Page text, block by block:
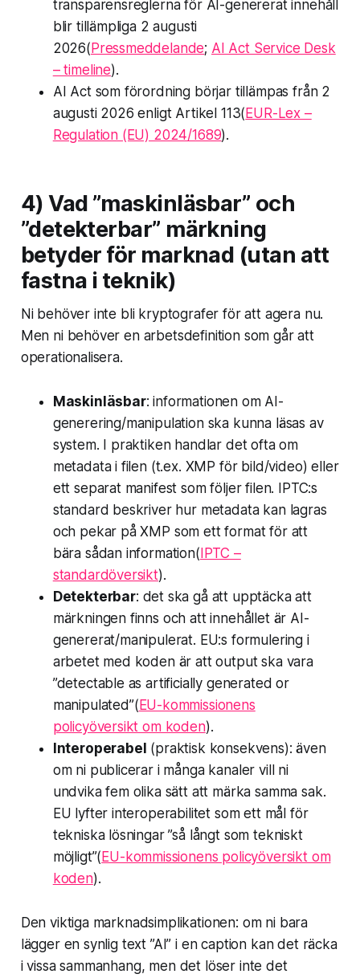
transparensreglerna för AI-genererat innehåll
blir tillämpliga 2 augusti
2026( Pressmeddelande; AI Act Service Desk
– timeline).
AI Act som förordning börjar tillämpas från 2
augusti 2026 enligt Artikel 113( EUR-Lex –
Regulation (EU) 2024/1689).
4) Vad ”maskinläsbar” och
”detekterbar” märkning
betyder för marknad (utan att
fastna i teknik)
Ni behöver inte bli kryptografer för att agera nu.
Men ni behöver en arbetsdefinition som går att
operationalisera.
Maskinläsbar: informationen om AI-
generering/manipulation ska kunna läsas av
system. I praktiken handlar det ofta om
metadata i filen (t.ex. XMP för bild/video) eller
ett separat manifest som följer filen. IPTC:s
standard beskriver hur metadata kan lagras
och pekar på XMP som ett format för att
bära sådan information( IPTC –
standardöversikt).
Detekterbar: det ska gå att upptäcka att
märkningen finns och att innehållet är AI-
genererat/manipulerat. EU:s formulering i
arbetet med koden är att output ska vara
”detectable as artificially generated or
manipulated”( EU-kommissionens
policyöversikt om koden).
Interoperabel (praktisk konsekvens): även
om ni publicerar i många kanaler vill ni
undvika fem olika sätt att märka samma sak.
EU lyfter interoperabilitet som ett mål för
tekniska lösningar ”så långt som tekniskt
möjligt”( EU-kommissionens policyöversikt om
koden).
Den viktiga marknadsimplikationen: om ni bara
lägger en synlig text ”AI” i en caption kan det räcka
i vissa sammanhang, men det löser inte det